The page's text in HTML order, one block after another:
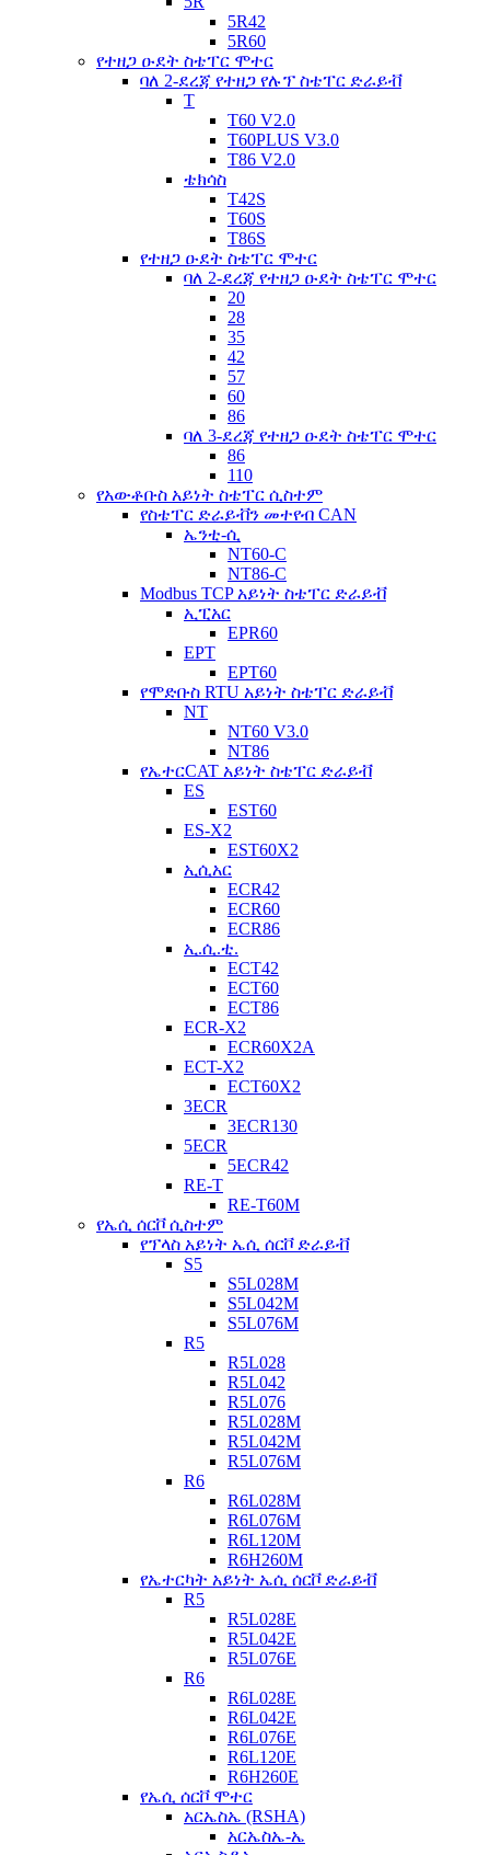
5R42
5R60
የተዘጋ ዑደት ስቴፐር ሞተር
ባለ 2-ደረጃ የተዘጋ የሉፕ ስቴፐር ድራይቭ
T
T60 V2.0
T60PLUS V3.0
T86 V2.0
ቴክሳስ
T42S
T60S
T86S
የተዘጋ ዑደት ስቴፐር ሞተር
ባለ 2-ደረጃ የተዘጋ ዑደት ስቴፐር ሞተር
20
28
35
42
57
60
86
ባለ 3-ደረጃ የተዘጋ ዑደት ስቴፐር ሞተር
86
110
የአውቶቡስ አይነት ስቴፐር ሲስተም
የስቴፐር ድራይቭን መተየብ CAN
ኤንቲ-ሲ
NT60-C
NT86-C
Modbus TCP አይነት ስቴፐር ድራይቭ
ኢፒአር
EPR60
EPT
EPT60
የሞድቡስ RTU አይነት ስቴፐር ድራይቭ
NT
NT60 V3.0
NT86
የኤተርCAT አይነት ስቴፐር ድራይቭ
ES
EST60
ES-X2
EST60X2
ኢሲአር
ECR42
ECR60
ECR86
ኢ.ሲ.ቲ.
ECT42
ECT60
ECT86
ECR-X2
ECR60X2A
ECT-X2
ECT60X2
3ECR
3ECR130
5ECR
5ECR42
RE-T
RE-T60M
የኤሲ ሰርቮ ሲስተም
የፕላስ አይነት ኤሲ ሰርቮ ድራይቭ
S5
S5L028M
S5L042M
S5L076M
R5
R5L028
R5L042
R5L076
R5L028M
R5L042M
R5L076M
R6
R6L028M
R6L076M
R6L120M
R6H260M
የኤተርካት አይነት ኤሲ ሰርቮ ድራይቭ
R5
R5L028E
R5L042E
R5L076E
R6
R6L028E
R6L042E
R6L076E
R6L120E
R6H260E
የኤሲ ሰርቮ ሞተር
አርኤስኤ (RSHA)
አርኤስኤ-ኤ